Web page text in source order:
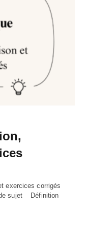
exercices corrigés
de sujet Définition